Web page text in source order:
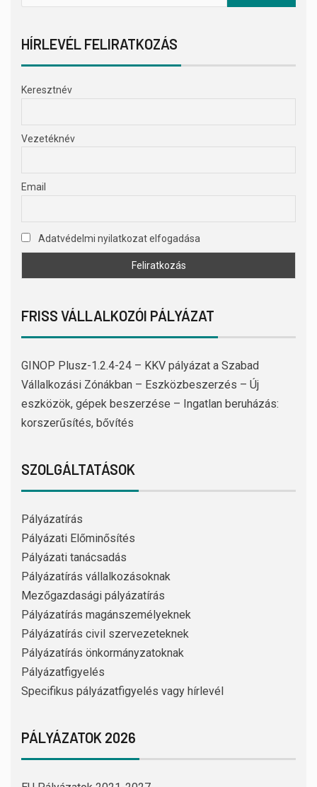
HÍRLEVÉL FELIRATKOZÁS
Keresztnév
Vezetéknév
Email
Adatvédelmi nyilatkozat elfogadása
FRISS VÁLLALKOZÓI PÁLYÁZAT
GINOP Plusz-1.2.4-24 – KKV pályázat a Szabad
Vállalkozási Zónákban – Eszközbeszerzés – Új
eszközök, gépek beszerzése – Ingatlan beruházás:
korszerűsítés, bővítés
SZOLGÁLTATÁSOK
Pályázatírás
Pályázati Előminősítés
Pályázati tanácsadás
Pályázatírás vállalkozásoknak
Mezőgazdasági pályázatírás
Pályázatírás magánszemélyeknek
Pályázatírás civil szervezeteknek
Pályázatírás önkormányzatoknak
Pályázatfigyelés
Specifikus pályázatfigyelés vagy hírlevél
PÁLYÁZATOK 2026